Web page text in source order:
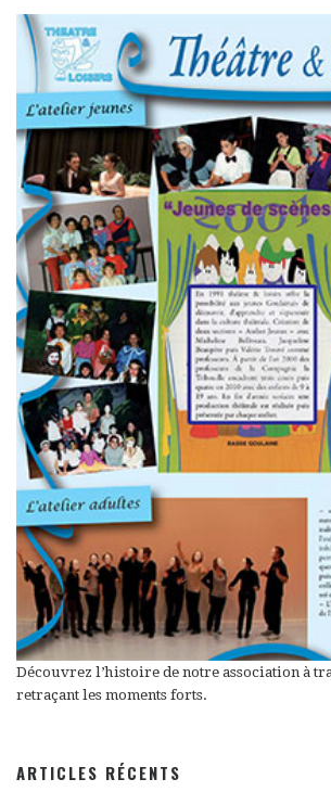
Découvrez l’histoire de notre association à
retraçant les moments forts.
ARTICLES RÉCENTS